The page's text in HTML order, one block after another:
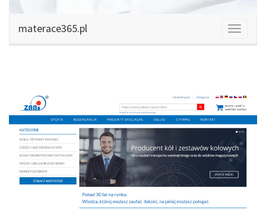
materace365.pl